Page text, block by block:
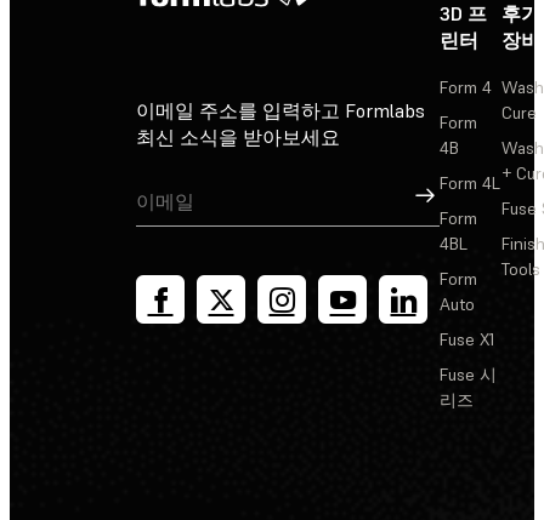
이메일 주소를 입력하고 Formlabs
최신 소식을 받아보세요
가입
3D 프
린터
Form 4
Form
4B
Form 4L
Form
4BL
Form
Auto
Fuse X1
Fuse 시
리즈
후
장비
Cure
+
Fuse
Tools